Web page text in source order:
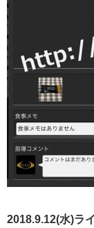
2018.9.12(水)ラ